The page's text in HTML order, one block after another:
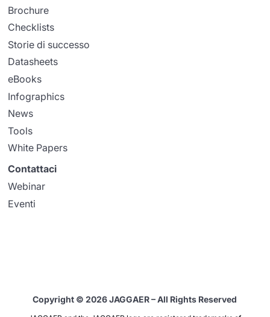
Brochure
Checklists
Storie di successo
Datasheets
eBooks
Infographics
News
Tools
White Papers
Contattaci
Webinar
Eventi
Copyright © 2026 JAGGAER – All Rights Reserved